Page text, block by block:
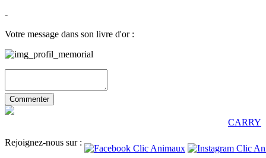
-
Votre message dans son livre d'or :
CARRY
Rejoignez-nous sur :